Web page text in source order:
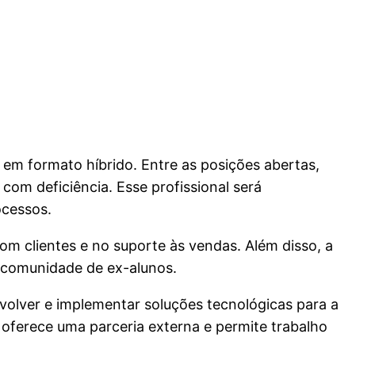
formato híbrido. Entre as posições abertas,
deficiência. Esse profissional será
clientes e no suporte às vendas. Além disso, a
de ex-alunos.
e implementar soluções tecnológicas para a
uma parceria externa e permite trabalho